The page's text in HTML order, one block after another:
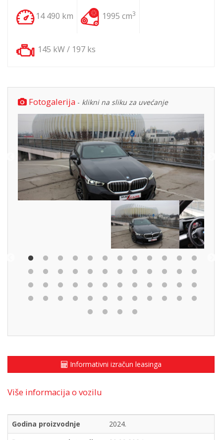
14 490 km 1995 cm3
145 kW / 197 ks
Fotogalerija - klikni na sliku za uvećanje
Informativni izračun leasinga
Više informacija o vozilu
Godina proizvodnje
2024.